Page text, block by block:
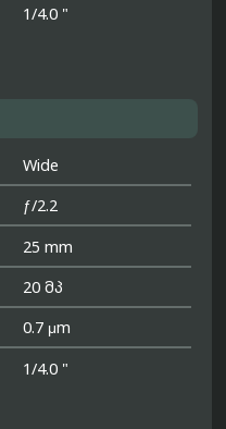
1/4.0 "
Wide
ƒ/2.2
25 mm
20 მპ
0.7 μm
1/4.0 "